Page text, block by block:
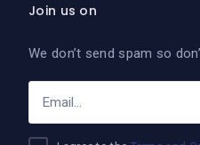
Join us on
We don’t send spam so